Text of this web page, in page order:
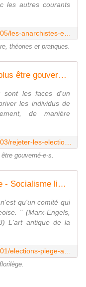
les autres courants
théories et pratiques.
★ Rejeter les élections pour ne plus être gouverné-e-s - Socialisme libertaire
sont les faces d'un
les individus de
de manière
gouverné-e-s.
Élections, piège à cons : florilège - Socialisme libertaire
qu'un comité qui
" (Marx-Engels,
L'art antique de la